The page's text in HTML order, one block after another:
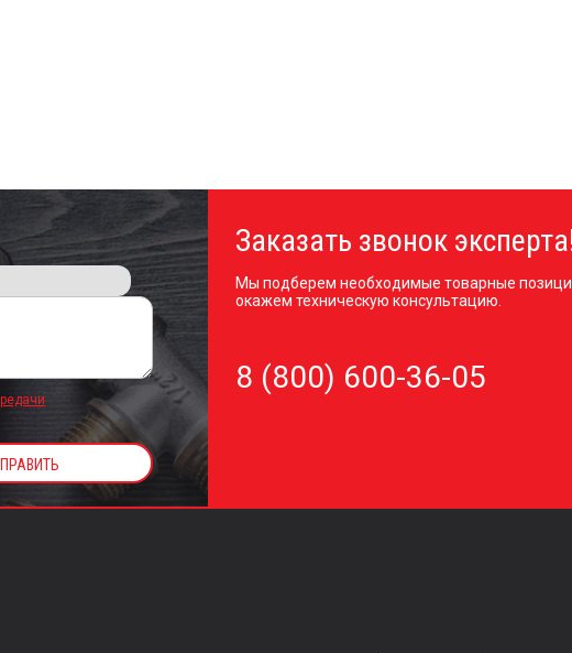
Заказать звонок
Мы подберем необходимые товарные
окажем техническую консультацию.
8 (800) 600-36-05